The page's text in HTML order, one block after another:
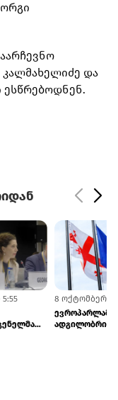
და
ესწრებოდნენ.
12/10/2025 • 5:55
წარმომადგენელმა